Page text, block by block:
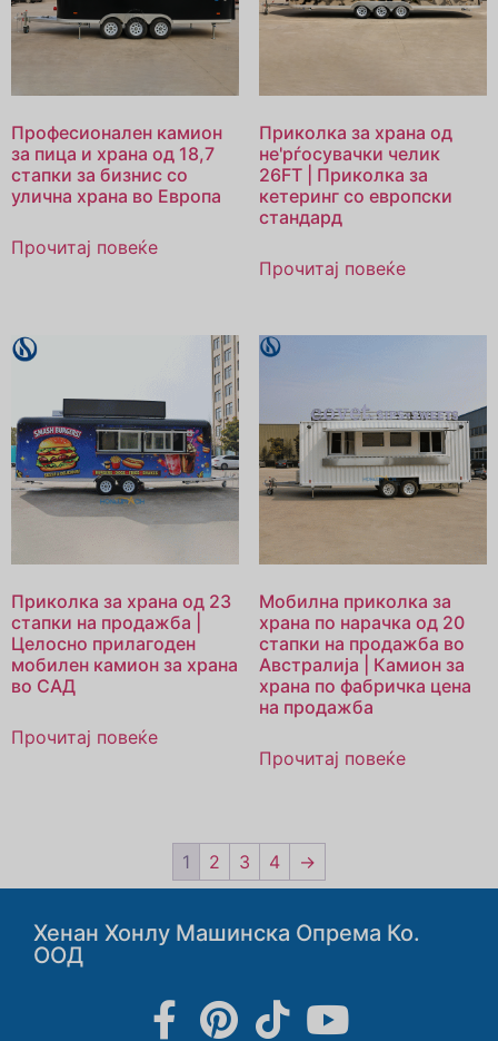
Професионален камион
за пица и храна од 18,7
стапки за бизнис со
улична храна во Европа
Прочитај повеќе
Приколка за храна од
не'рѓосувачки челик
26FT | Приколка за
кетеринг со европски
стандард
Прочитај повеќе
Приколка за храна од 23
стапки на продажба |
Целосно прилагоден
мобилен камион за храна
во САД
Прочитај повеќе
Мобилна приколка за
храна по нарачка од 20
стапки на продажба во
Австралија | Камион за
храна по фабричка цена
на продажба
Прочитај повеќе
1 2 3 4 →
Хенан Хонлу Машинска Опрема Ко.
ООД